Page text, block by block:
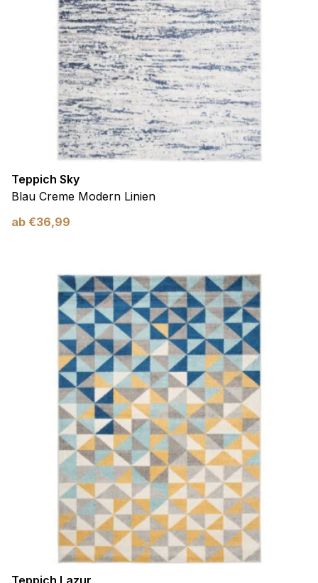
Teppich Sky
Blau Creme Modern Linien
ab €36,99
Teppich Lazur